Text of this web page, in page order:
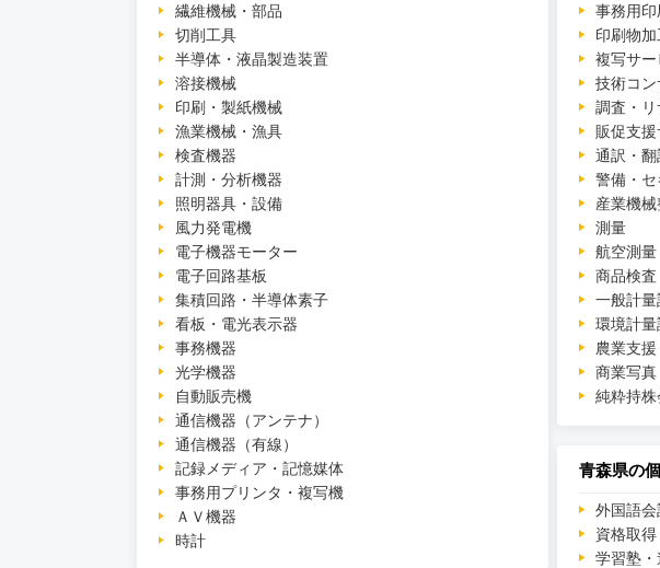
繊維機械・部品
切削工具
半導体・液晶製造装置
溶接機械
印刷・製紙機械
漁業機械・漁具
検査機器
計測・分析機器
照明器具・設備
風力発電機
電子機器モーター
電子回路基板
集積回路・半導体素子
看板・電光表示器
事務機器
光学機器
自動販売機
通信機器（アンテナ）
通信機器（有線）
記録メディア・記憶媒体
事務用プリンタ・複写機
ＡＶ機器
時計
事務用印
印刷物
複写サー
技術コ
調査・
販促支援
通訳・翻
警備・
産業機
測量
航空測量
商品検査
一般計量
環境計量
農業支
商業写真
純粋持株
青森県の
外国語会
資格取
学習塾